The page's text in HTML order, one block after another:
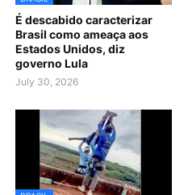
É descabido caracterizar
Brasil como ameaça aos
Estados Unidos, diz
governo Lula
July 30, 2026